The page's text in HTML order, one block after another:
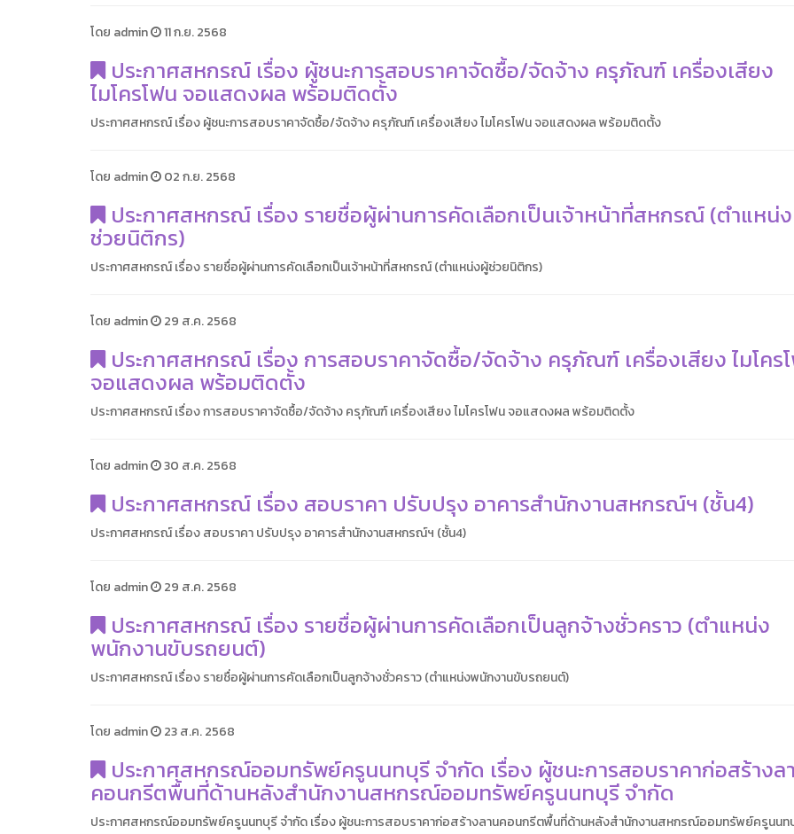
โดย admin 11 ก.ย. 2568
ประกาศสหกรณ์ เรื่อง ผู้ชนะการสอบราคาจัดซื้อ/จัดจ้าง ครุภัณฑ์ เครื่องเสียง
ไมโครโฟน จอแสดงผล พร้อมติดตั้ง
ประกาศสหกรณ์ เรื่อง ผู้ชนะการสอบราคาจัดซื้อ/จัดจ้าง ครุภัณฑ์ เครื่องเสียง ไมโครโฟน จอแสดงผล พร้อมติดตั้ง
โดย admin 02 ก.ย. 2568
ประกาศสหกรณ์ เรื่อง รายชื่อผู้ผ่านการคัดเลือกเป็นเจ้าหน้าที่สหกรณ์ (ตำแหน่
ช่วยนิติกร)
ประกาศสหกรณ์ เรื่อง รายชื่อผู้ผ่านการคัดเลือกเป็นเจ้าหน้าที่สหกรณ์ (ตำแหน่งผู้ช่วยนิติกร)
โดย admin 29 ส.ค. 2568
ประกาศสหกรณ์ เรื่อง การสอบราคาจัดซื้อ/จัดจ้าง ครุภัณฑ์ เครื่องเสียง ไมโคร
จอแสดงผล พร้อมติดตั้ง
ประกาศสหกรณ์ เรื่อง การสอบราคาจัดซื้อ/จัดจ้าง ครุภัณฑ์ เครื่องเสียง ไมโครโฟน จอแสดงผล พร้อมติดตั้ง
โดย admin 30 ส.ค. 2568
ประกาศสหกรณ์ เรื่อง สอบราคา ปรับปรุง อาคารสำนักงานสหกรณ์ฯ (ชั้น4)
ประกาศสหกรณ์ เรื่อง สอบราคา ปรับปรุง อาคารสำนักงานสหกรณ์ฯ (ชั้น4)
โดย admin 29 ส.ค. 2568
ประกาศสหกรณ์ เรื่อง รายชื่อผู้ผ่านการคัดเลือกเป็นลูกจ้างชั่วคราว (ตำแหน่ง
พนักงานขับรถยนต์)
ประกาศสหกรณ์ เรื่อง รายชื่อผู้ผ่านการคัดเลือกเป็นลูกจ้างชั่วคราว (ตำแหน่งพนักงานขับรถยนต์)
โดย admin 23 ส.ค. 2568
ประกาศสหกรณ์ออมทรัพย์ครูนนทบุรี จำกัด เรื่อง ผู้ชนะการสอบราคาก่อสร้างล
คอนกรีตพื้นที่ด้านหลังสำนักงานสหกรณ์ออมทรัพย์ครูนนทบุรี จำกัด
ประกาศสหกรณ์ออมทรัพย์ครูนนทบุรี จำกัด เรื่อง ผู้ชนะการสอบราคาก่อสร้างลานคอนกรีตพื้นที่ด้านหลังสำนักงานสหกรณ์ออมทรัพย์ครูนนท